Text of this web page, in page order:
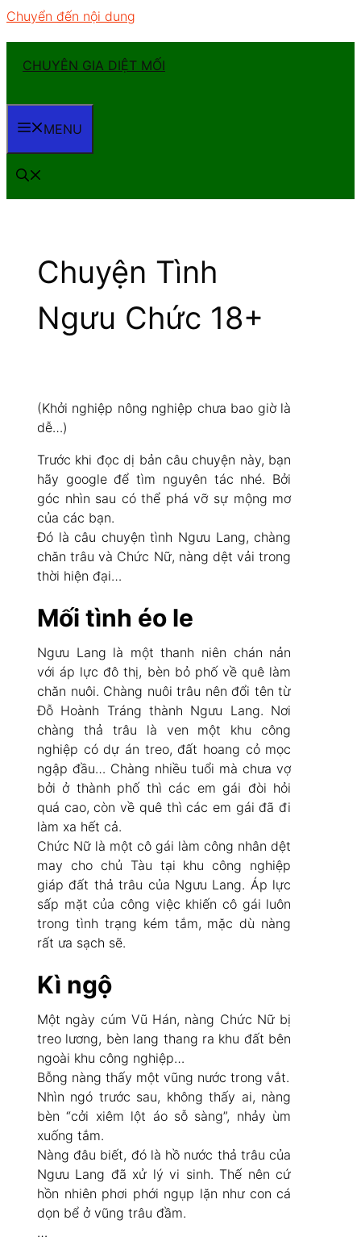
Chuyển đến nội dung
CHUYÊN GIA DIỆT MỐI
MENU
Chuyện Tình
Ngưu Chức 18+
(Khởi nghiệp nông nghiệp chưa bao giờ là
dễ…)
Trước khi đọc dị bản câu chuyện này, bạn
hãy google để tìm nguyên tác nhé. Bởi
góc nhìn sau có thể phá vỡ sự mộng mơ
của các bạn.
Đó là câu chuyện tình Ngưu Lang, chàng
chăn trâu và Chức Nữ, nàng dệt vải trong
thời hiện đại…
Mối tình éo le
Ngưu Lang là một thanh niên chán nản
với áp lực đô thị, bèn bỏ phố về quê làm
chăn nuôi. Chàng nuôi trâu nên đổi tên từ
Đỗ Hoành Tráng thành Ngưu Lang. Nơi
chàng thả trâu là ven một khu công
nghiệp có dự án treo, đất hoang cỏ mọc
ngập đầu… Chàng nhiều tuổi mà chưa vợ
bởi ở thành phố thì các em gái đòi hỏi
quá cao, còn về quê thì các em gái đã đi
làm xa hết cả.
Chức Nữ là một cô gái làm công nhân dệt
may cho chủ Tàu tại khu công nghiệp
giáp đất thả trâu của Ngưu Lang. Áp lực
sấp mặt của công việc khiến cô gái luôn
trong tình trạng kém tắm, mặc dù nàng
rất ưa sạch sẽ.
Kì ngộ
Một ngày cúm Vũ Hán, nàng Chức Nữ bị
treo lương, bèn lang thang ra khu đất bên
ngoài khu công nghiệp…
Bỗng nàng thấy một vũng nước trong vắt.
Nhìn ngó trước sau, không thấy ai, nàng
bèn “cởi xiêm lột áo sỗ sàng”, nhảy ùm
xuống tắm.
Nàng đâu biết, đó là hồ nước thả trâu của
Ngưu Lang đã xử lý vi sinh. Thế nên cứ
hồn nhiên phơi phới ngụp lặn như con cá
dọn bể ở vũng trâu đầm.
…